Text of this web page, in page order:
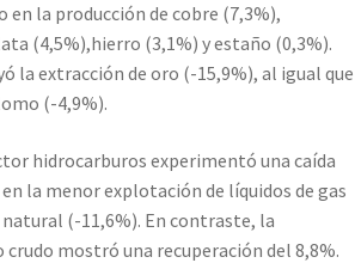
la producción de cobre (7,3%),
(4,5%),hierro (3,1%) y estaño (0,3%).
la extracción de oro (-15,9%), al igual que
(-4,9%).
hidrocarburos experimentó una caída
la menor explotación de líquidos de gas
(-11,6%). En contraste, la
mostró una recuperación del 8,8%.